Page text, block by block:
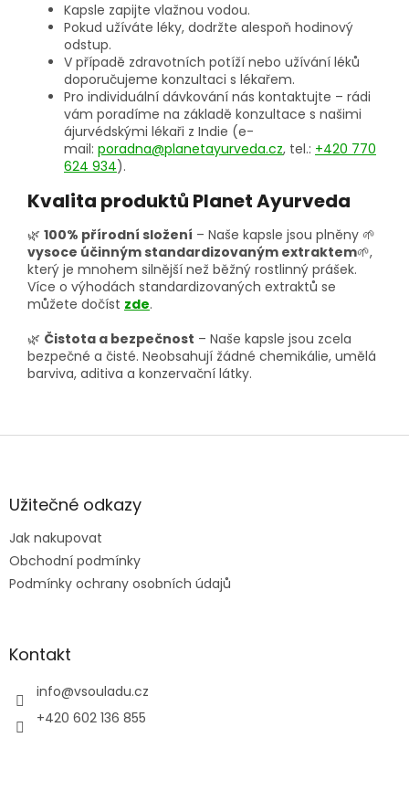
Kapsle zapijte vlažnou vodou.
Pokud užíváte léky, dodržte alespoň hodinový
odstup.
V případě zdravotních potíží nebo užívání léků
doporučujeme konzultaci s lékařem.
Pro individuální dávkování nás kontaktujte – rádi
vám poradíme na základě konzultace s našimi
ájurvédskými lékaři z Indie (e-
mail: poradna@planetayurveda.cz, tel.: +420 770
624 934).
Kvalita produktů Planet Ayurveda
🌿 100% přírodní složení – Naše kapsle jsou plněny 🌱
vysoce účinným standardizovaným extraktem🌱,
který je mnohem silnější než běžný rostlinný prášek.
Více o výhodách standardizovaných extraktů se
můžete dočíst zde.
🌿 Čistota a bezpečnost – Naše kapsle jsou zcela
bezpečné a čisté. Neobsahují žádné chemikálie, umělá
barviva, aditiva a konzervační látky.
Z
aUžitečné odkazy
Jak nakupovat
Obchodní podmínky
Podmínky ochrany osobních údajů
Kontakt
info@vsouladu.cz
+420 602 136 855